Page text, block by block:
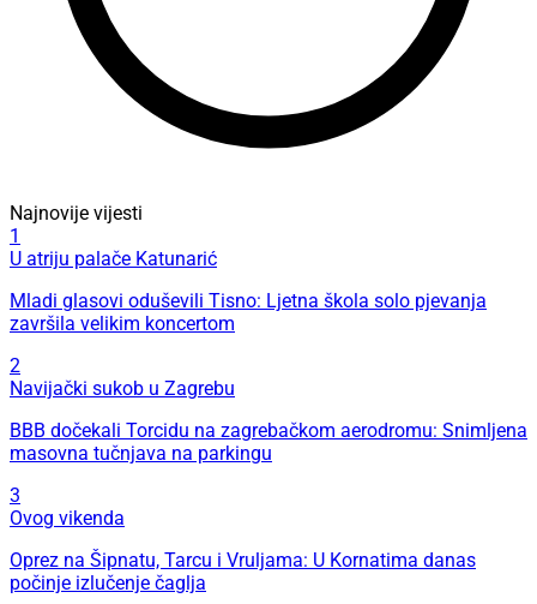
Najnovije vijesti
1
U atriju palače Katunarić
Mladi glasovi oduševili Tisno: Ljetna škola solo pjevanja
završila velikim koncertom
2
Navijački sukob u Zagrebu
BBB dočekali Torcidu na zagrebačkom aerodromu: Snimljena
masovna tučnjava na parkingu
3
Ovog vikenda
Oprez na Šipnatu, Tarcu i Vruljama: U Kornatima danas
počinje izlučenje čaglja